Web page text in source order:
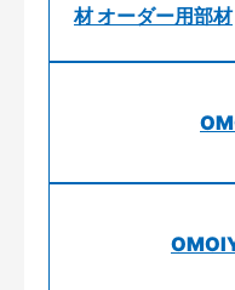
材 オーダー用部材